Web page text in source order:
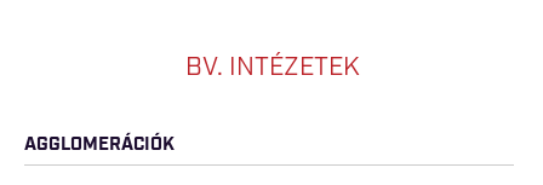
BV. INTÉZETEK
AGGLOMERÁCIÓK